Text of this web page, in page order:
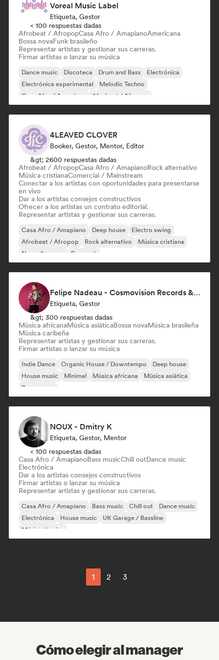
Voreal Music Label
Etiqueta, Gestor
< 100 respuestas dadas
Afrobeat / AfropopCasa Afro / AmapianoAmericana
Bossa novaFunk brasileño
Representar artistas y gestionar sus carreras.
Firmar artistas o lanzar su música
Dance music Discoteca Drum and Bass
Electrónica
Electrónica experimental
Melodic Techno
Casa Afro / Amapiano
Afrobeat / Afropop
4LEAVED CLOVER
Booker, Gestor, Mentor, Editor
&gt; 2600 respuestas dadas
Afrobeat / AfropopCasa Afro / AmapianoRock alternativo
Música cristianaComercial / Mainstream
Conectar a los artistas con oportunidades para presentarse
en vivo
Dar a los artistas consejos constructivos
Ofrecer a los artistas un contrato editorial.
Representar artistas y gestionar sus carreras.
Casa Afro / Amapiano Deep house
Electro swing
Afrobeat / Afropop
Rock alternativo
Música cristiana
Nouvelle scene
Pop rock
Felipe Nadeau - Cosmovision Records & Ritmos del Sur
Etiqueta, Gestor
&gt; 300 respuestas dadas
Música africanaMúsica asiáticaBossa novaMúsica brasileña
Música caribeña
Representar artistas y gestionar sus carreras.
Firmar artistas o lanzar su música
Indie Dance Organic House / Downtempo
Deep house
House music
Minimal Música africana
Música asiática
Bossa nova
NOUX - Dmitry K
Etiqueta, Gestor, Mentor
< 100 respuestas dadas
Casa Afro / AmapianoBass musicChill outDance music
Electrónica
Dar a los artistas consejos constructivos
Firmar artistas o lanzar su música
Representar artistas y gestionar sus carreras.
Casa Afro / Amapiano Bass music Chill out
Dance music
Electrónica
House music
UK Garage / Bassline
Música de cine
1 2 3
Cómo elegir al manager